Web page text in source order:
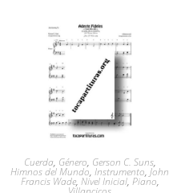
Cuerda, Género, Gerson C. Suns,
Himnos del Mundo, Instrumento, John
Francis Wade, Nivel Inicial, Piano,